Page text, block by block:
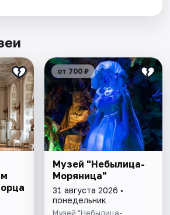
от 700 ₽
Музей "Небылица-
Моряница"
31 августа 2026 •
понедельник
Музей "Небылица-